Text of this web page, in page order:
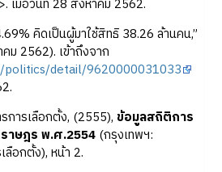
>. เมื่อวันที่ 28 สิงหาคม 2562.
คิดเป็นผู้มาใช้สิทธิ 38.26 ล้านคน,”
ม 2562). เข้าถึงจาก
detail/9620000031033
การเลือกตั้ง, (2555), ข้อมูลสถิติการ
าษฎร พ.ศ.2554(กรุงเทพฯ:
อกตั้ง), หน้า 2.